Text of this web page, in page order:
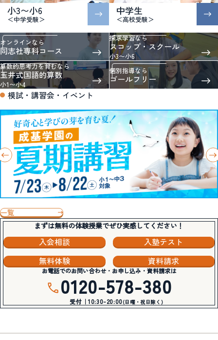
小3〜小6
＜中学受験＞
中学生
＜高校受験＞
オンラインなら
同志社専科コース
探求学習なら
スコップ・スクール
小3〜小6
算数的思考力を育むなら
玉井式国語的算数
小1〜小4
個別指導なら
ゴールフリー
模試・講習会・イベント
一覧
まずは無料の体験授業でぜひ実感してください！
入会相談
入塾テスト
無料体験
資料請求
お電話でのお問い合わせ・お申し込み・資料請求は
0120-578-380
受付｜10:30-20:00(日曜・祝日除く)